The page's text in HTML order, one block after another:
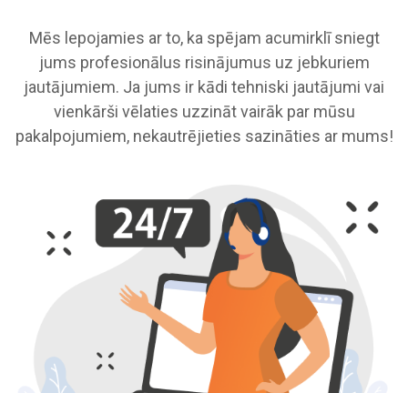
Mēs lepojamies ar to, ka spējam acumirklī sniegt
jums profesionālus risinājumus uz jebkuriem
jautājumiem. Ja jums ir kādi tehniski jautājumi vai
vienkārši vēlaties uzzināt vairāk par mūsu
pakalpojumiem, nekautrējieties sazināties ar mums!